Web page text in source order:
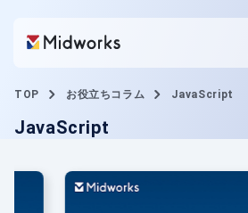
TOP お役立ちコラム JavaScript
JavaScript